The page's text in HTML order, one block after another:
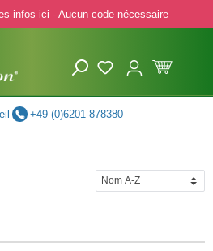
infos ici - Aucun code nécessaire
+49 (0)6201-878380